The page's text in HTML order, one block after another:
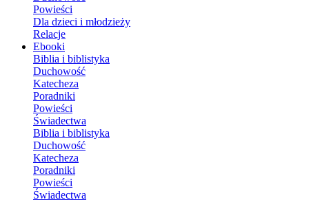
Powieści
Dla dzieci i młodzieży
Relacje
Ebooki
Biblia i biblistyka
Duchowość
Katecheza
Poradniki
Powieści
Świadectwa
Biblia i biblistyka
Duchowość
Katecheza
Poradniki
Powieści
Świadectwa